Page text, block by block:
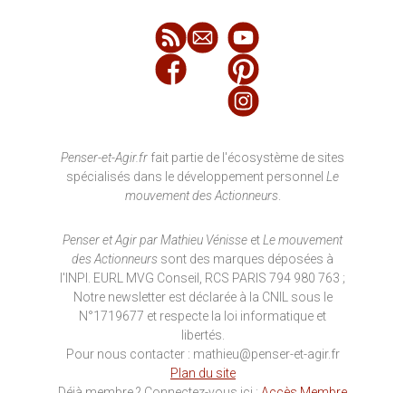
Penser-et-Agir.fr fait partie de l'écosystème de sites
spécialisés dans le développement personnelLe
mouvement des Actionneurs.
Penser et Agir par Mathieu Vénisse et Le mouvement
des Actionneurs sont des marques déposées à
l'INPI. EURL MVG Conseil, RCS PARIS 794 980 763 ;
Notre newsletter est déclarée à la CNIL sous le
N°1719677 et respecte la loi informatique et
libertés.
Pour nous contacter : mathieu@penser-et-agir.fr
Plan du site